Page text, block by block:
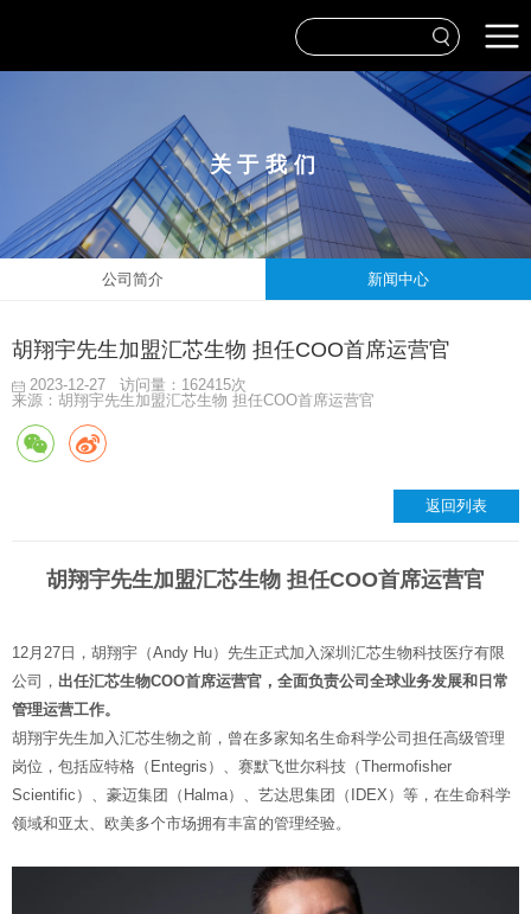
关于我们
公司简介 新闻中心
胡翔宇先生加盟汇芯生物 担任COO首席运营官
2023-12-27
访问量：162415次
来源：胡翔宇先生加盟汇芯生物 担任COO首席运营官
返回列表
胡翔宇先生加盟汇芯生物 担任COO首席运营官
12月27日，胡翔宇（Andy Hu）先生正式加入深圳汇芯生物科技医疗有限
公司， 出任汇芯生物COO首席运营官，全面负责公司全球业务发展和日常
管理运营工作。
胡翔宇先生加入汇芯生物之前，曾在多家知名生命科学公司担任高级管理
岗位，包括应特格（Entegris）、赛默飞世尔科技（Thermofisher
Scientific）、豪迈集团（Halma）、艺达思集团（IDEX）等，在生命科学
领域和亚太、欧美多个市场拥有丰富的管理经验。